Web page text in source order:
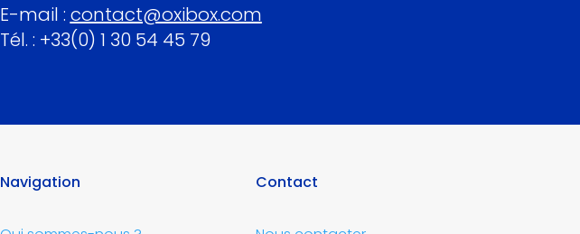
E-mail : contact@oxibox.com
Tél. : +33(0) 1 30 54 45 79
Navigation Contact